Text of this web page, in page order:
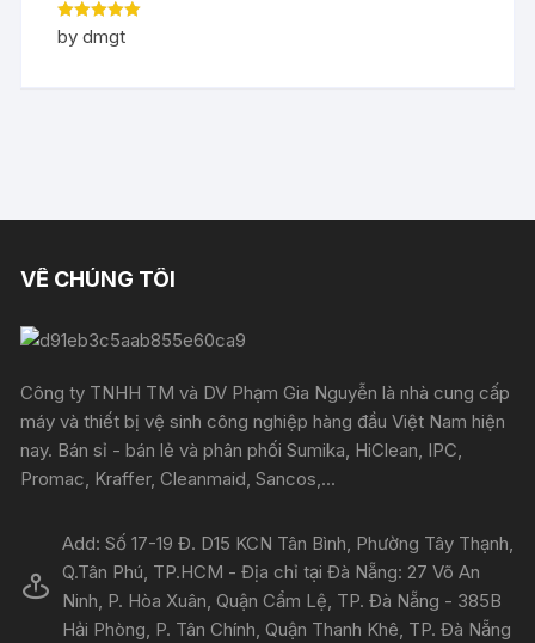
Rated5out
of 5
by dmgt
VỀ CHÚNG TÔI
Công ty TNHH TM và DV Phạm Gia Nguyễn là nhà cung cấp
máy và thiết bị vệ sinh công nghiệp hàng đầu Việt Nam hiện
nay. Bán sỉ - bán lẻ và phân phối Sumika, HiClean, IPC,
Promac, Kraffer, Cleanmaid, Sancos,...
Add: Số 17-19 Đ. D15 KCN Tân Bình, Phường Tây Thạnh,
Q.Tân Phú, TP.HCM - Địa chỉ tại Đà Nẵng: 27 Võ An
Ninh, P. Hòa Xuân, Quận Cẩm Lệ, TP. Đà Nẵng - 385B
Hải Phòng, P. Tân Chính, Quận Thanh Khê, TP. Đà Nẵng